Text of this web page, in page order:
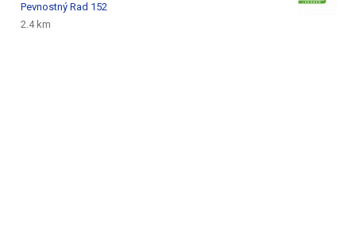
Pevnostný Rad 152
2.4 km